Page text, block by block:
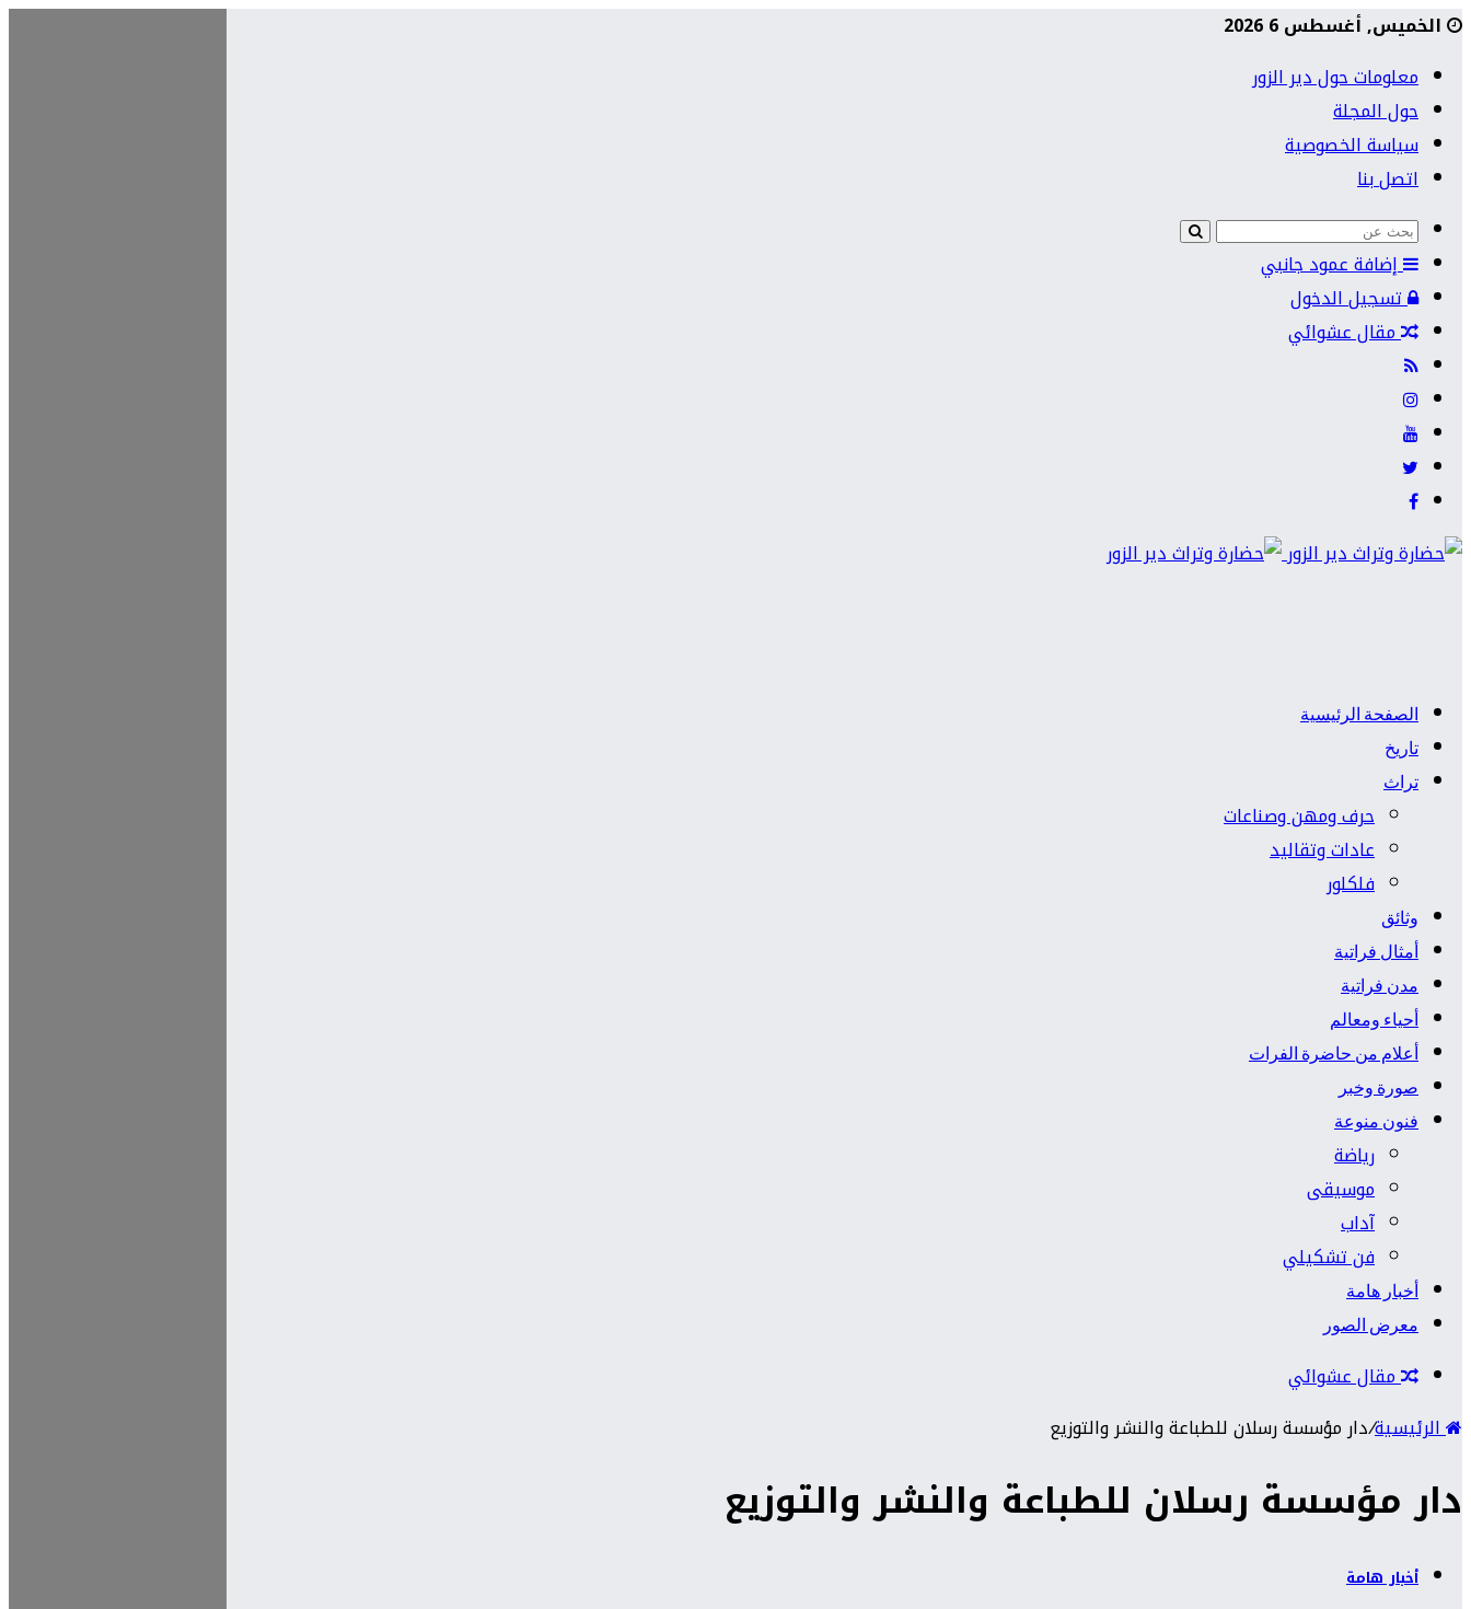
الخميس, أغسطس 6 2026
معلومات حول دير الزور
حول المجلة
سياسة الخصوصية
اتصل بنا
إضافة عمود جانبي
تسجيل الدخول
مقال عشوائي
الصفحة الرئيسية
تاريخ
تراث
حرف ومهن وصناعات
عادات وتقاليد
فلكلور
وثائق
أمثال فراتية
مدن فراتية
أحياء ومعالم
أعلام من حاضرة الفرات
صورة وخبر
فنون منوعة
رياضة
موسيقى
آداب
فن تشكيلي
أخبار هامة
معرض الصور
مقال عشوائي
الرئيسية/دار مؤسسة رسلان للطباعة والنشر والتوزيع
دار مؤسسة رسلان للطباعة والنشر والتوزيع
أخبار هامة